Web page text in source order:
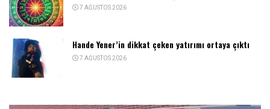
7 AĞUSTOS 2026
Hande Yener’in dikkat çeken yatırımı ortaya çıktı
7 AĞUSTOS 2026